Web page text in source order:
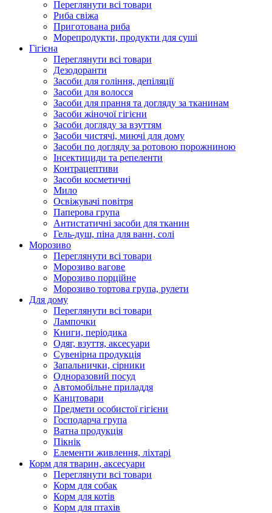
Переглянути всі товари
Риба свіжа
Приготована риба
Морепродукти, продукти для суші
Гігієна
Переглянути всі товари
Дезодоранти
Засоби для гоління, депіляції
Засоби для волосся
Засоби для прання та догляду за тканинам
Засоби жіночої гігієни
Засоби догляду за взуттям
Засоби чистячі, миючі для дому
Засоби по догляду за ротовою порожниною
Інсектициди та репеленти
Контрацептиви
Засоби косметичні
Мило
Освіжувачі повітря
Паперова група
Антистатичні засоби для тканин
Гель-душ, піна для ванн, солі
Морозиво
Переглянути всі товари
Морозиво вагове
Морозиво порційне
Морозиво тортова група, рулети
Для дому
Переглянути всі товари
Лампочки
Книги, періодика
Одяг, взуття, аксесуари
Сувенірна продукція
Запальнички, сірники
Одноразовий посуд
Автомобільне приладдя
Канцтовари
Предмети особистої гігієни
Господарча група
Ватна продукція
Пікнік
Елементи живлення, ліхтарі
Корм для тварин, аксесуари
Переглянути всі товари
Корм для собак
Корм для котів
Корм для птахів